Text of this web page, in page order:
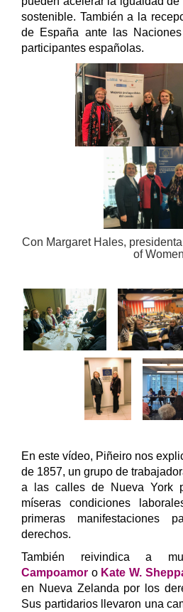
sostenible. También a la
de España ante las
participantes españolas.
Con Margaret Hales,
of Women
En este vídeo, Piñeiro nos
de 1857, un grupo de
a las calles de Nueva York
míseras condiciones
primeras manifestaciones
derechos.
También reivindica a
Campoamor o Kate W.
en Nueva Zelanda por los
Sus partidarios llevaron una